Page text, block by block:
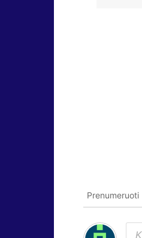
Prenumeruoti